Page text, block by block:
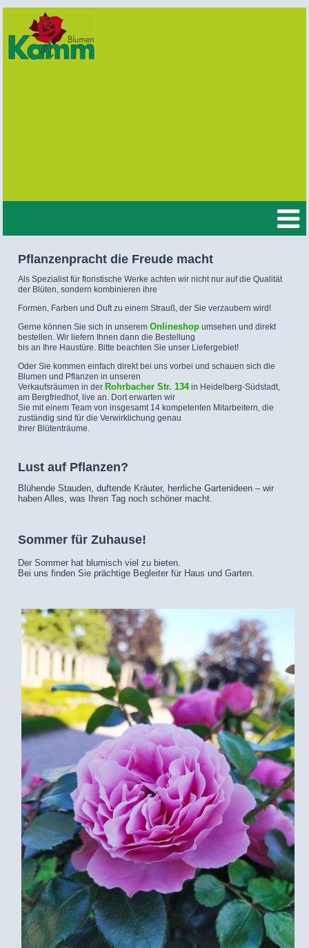
Pflanzenpracht die Freude macht
Als Spezialist für floristische Werke achten wir nicht nur auf die Qualität
der Blüten, sondern kombinieren ihre
Formen, Farben und Duft zu einem Strauß, der Sie verzaubern wird!
Gerne können Sie sich in unserem Onlineshop umsehen und direkt
bestellen. Wir liefern Ihnen dann die Bestellung
bis an Ihre Haustüre. Bitte beachten Sie unser Liefergebiet!
Oder Sie kommen einfach direkt bei uns vorbei und schauen sich die
Blumen und Pflanzen in unseren
Verkaufsräumen in der Rohrbacher Str. 134in Heidelberg-Südstadt,
am Bergfriedhof, live an. Dort erwarten wir
Sie mit einem Team von insgesamt 14 kompetenten Mitarbeitern, die
zuständig sind für die Verwirklichung genau
Ihrer Blütenträume.
Lust auf Pflanzen?
Blühende Stauden, duftende Kräuter, herrliche Gartenideen – wir
haben Alles, was Ihren Tag noch schöner macht.
Sommer für Zuhause!
Der Sommer hat blumisch viel zu bieten.
Bei uns finden Sie prächtige Begleiter für Haus und Garten.